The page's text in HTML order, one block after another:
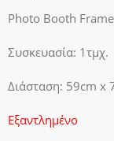
Photo Booth
Συσκευασία: 1τμχ.
Διάσταση: 59cm x
Εξαντλημένο